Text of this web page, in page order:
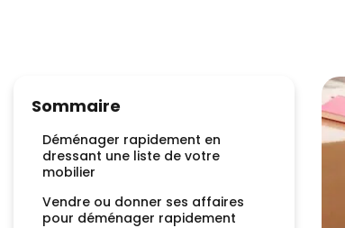
Sommaire
Déménager rapidement en
dressant une liste de votre
mobilier
Vendre ou donner ses affaires
pour déménager rapidement